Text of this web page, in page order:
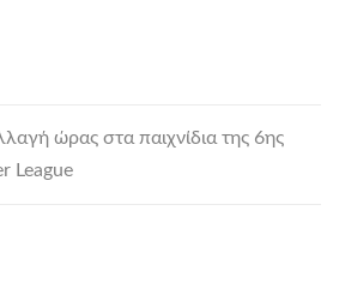
ώρας στα παιχνίδια της 6ης
League